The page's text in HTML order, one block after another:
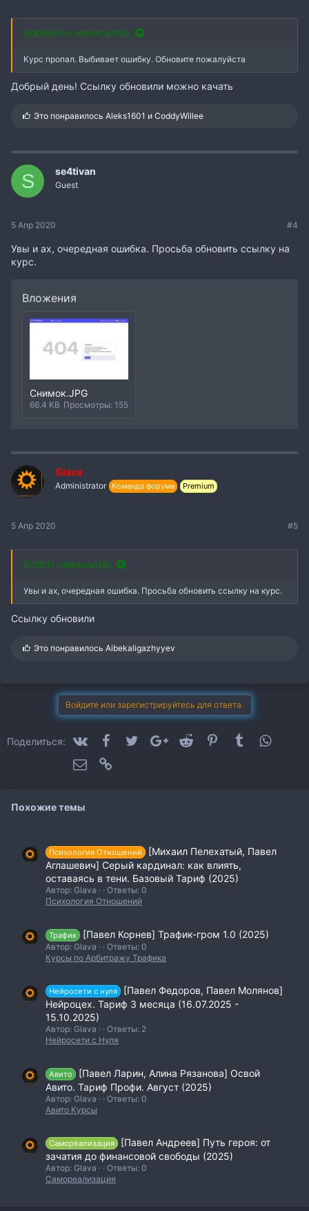
edbekirov написал(а):
Курс пропал. Выбивает ошибку. Обновите пожалуйста
Добрый день! Ссылку обновили можно качать
С
п
т
и
и
Это понравилосьAleks1601 иCoddyWillee
S se4tivan
Guest
5 Апр 2020 #4
Увы и ах, очередная ошибка. Просьба обновить ссылку на
курс.
Вложения
Снимок.JPG
66.4 KB Просмотры: 155
Glava
Administrator Команда форума Premium
5 Апр 2020 #5
Scifch написал(а):
Увы и ах, очередная ошибка. Просьба обновить ссылку на курс.
Ссылку обновили
С
Это понравилосьAibekaligazhyyev
Войдите или зарегистрируйтесь для ответа.
Поделиться: VK FacebookTwitterGoogle+Reddit PinterestTumblr
Электронная почта
Похожие темы
Психология Отношений
[Михаил Пелехатый, Павел
Аглашевич] Серый кардинал: как влиять,
оставаясь в тени. Базовый Тариф (2025)
Автор: Glava
Ответы: 0
Психология Отношений
Трафик [Павел Корнев] Трафик-гром 1.0 (2025)
Автор: Glava
Ответы: 0
Курсы по Арбитражу Трафика
Нейросети с нуля
[Павел Федоров, Павел Молянов]
Нейроцех. Тариф 3 месяца (16.07.2025 -
15.10.2025)
Автор: Glava
Ответы: 2
Нейросети с Нуля
Авито
[Павел Ларин, Алина Рязанова] Освой
Авито. Тариф Профи. Август (2025)
Автор: Glava
Ответы: 0
Авито Курсы
Самореализация
[Павел Андреев] Путь героя: от
зачатия до финансовой свободы (2025)
Автор: Glava
Ответы: 0
Самореализация